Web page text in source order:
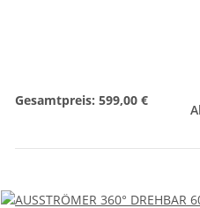
Gesamtpreis: 599,00 €